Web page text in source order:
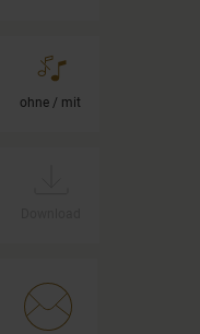
ohne / mit